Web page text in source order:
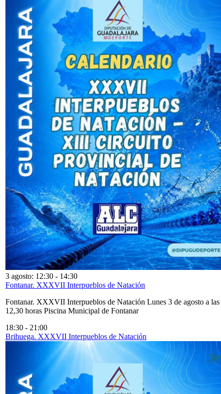
3 agosto: 12:30 - 14:30
Fontanar. XXXVII Interpueblos de Natación
Fontanar. XXXVII Interpueblos de Natación Lunes 3 de agosto a las
12,30 horas Piscina Municipal de Fontanar
18:30 - 21:00
Brihuega. XXXVII Interpueblos de Natación